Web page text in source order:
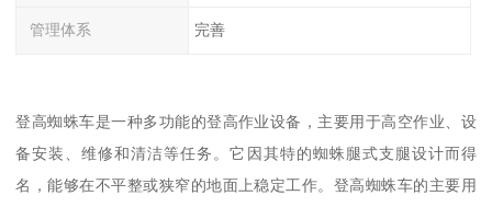
管理体系 完善
登高蜘蛛车是一种多功能的登高作业设备，主要用于高空作业、设
备安装、维修和清洁等任务。它因其特的蜘蛛腿式支腿设计而得
名，能够在不平整或狭窄的地面上稳定工作。登高蜘蛛车的主要用